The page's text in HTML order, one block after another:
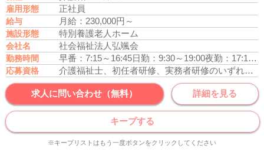
雇用形態 正社員
給与 月給：230,000円～
施設形態 特別養護老人ホーム
会社名 社会福祉法人弘颯会
勤務時間 早番：7:15～16:45日勤：9:30～19:00夜勤：17:15～09:15
応募資格 介護福祉士、初任者研修、実務者研修のいずれかの資格をお持ちの方
求人に問い合わせ（無料） 詳細を見る
キープする
※キープリストはもう一度ボタンをクリックしてください